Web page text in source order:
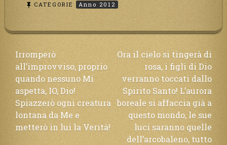
CATEGORIE Anno 2012
Navigazione
articoli
Irromperò
all’improvviso, proprio
quando nessuno Mi
aspetta, IO, Dio!
Spiazzerò ogni creatura
lontana da Me e
metterò in lui la Verità!
Ora il cielo si tingerà di
rosa, i figli di Dio
verranno toccati dallo
Spirito Santo! L’aurora
boreale si affaccia già a
questo mondo, le sue
luci saranno quelle
dell’arcobaleno, tutto